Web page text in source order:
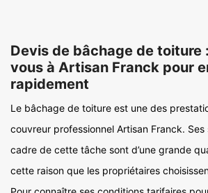
Devis de bâchage de toiture
vous à Artisan Franck pour
rapidement
Le bâchage de toiture est une des
couvreur professionnel Artisan Franck.
cadre de cette tâche sont d’une grande
cette raison que les propriétaires